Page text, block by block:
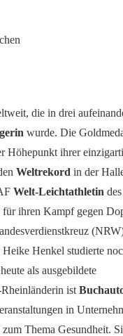
die in drei
wurde. Die
Höhepunkt ihrer
Weltrekord in der
Welt-Leichtathletin
ihren Kampf gegen
Henkel studierte
als ausgebildete
ist
in
Thema Gesundheit.